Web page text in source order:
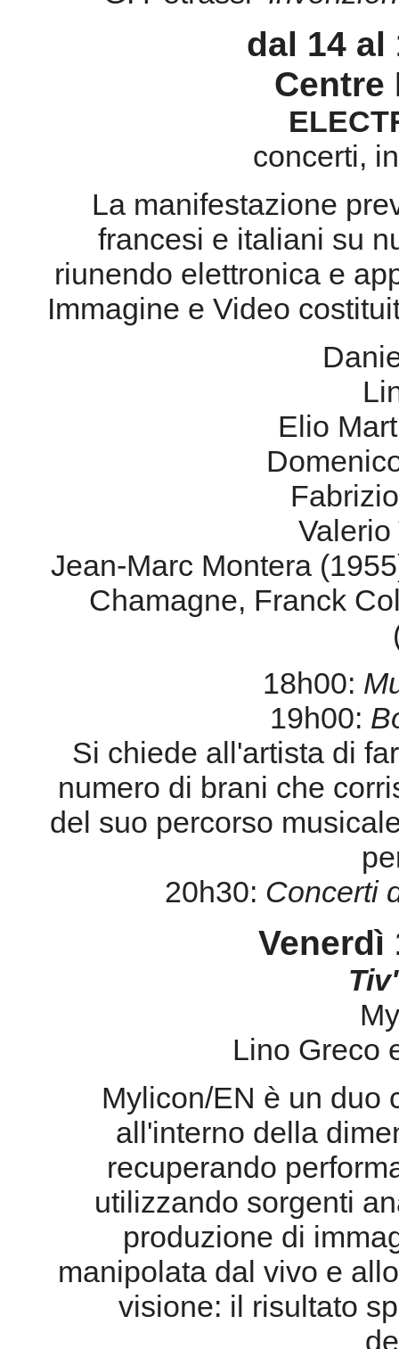
La manifestazione
francesi e italiani su
riunendo elettronica e
Immagine e Video
Elio
Jean-Marc Montera
Chamagne, Franck
18h00:
19h00:
Si chiede all'artista di
numero di brani che
del suo percorso
20h30:Concerti
Venerdì
T
Lino Greco
Mylicon/EN è un
all'interno della
recuperando
utilizzando sorgenti
produzione di
manipolata dal vivo e
visione: il risultato
dal 15 al
Teatro di